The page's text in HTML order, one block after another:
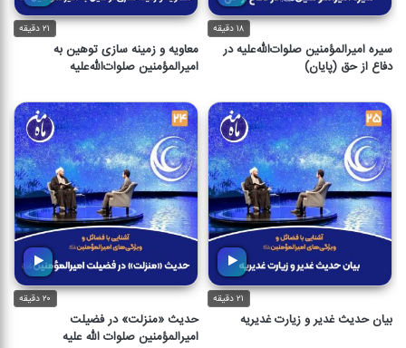
۱۸ دقیقه
سیره امیرالمؤمنین صلوات‌الله‌علیه در
دفاع از حق (پایان)
۲۱ دقیقه
معاویه و زمینه سازی توهین به
امیرالمؤمنین صلوات‌الله‌علیه
۲۱ دقیقه
بیان حدیث غدیر و زیارت غدیریه
۲۰ دقیقه
حدیث «منزلت» در فضیلت
امیرالمؤمنین صلوات الله علیه